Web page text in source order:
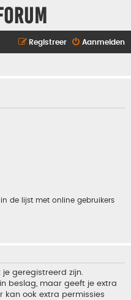
Aanmelden
Registreer
de lijst met online gebruikers
geregistreerd zijn.
beslag, maar geeft je extra
kan ook extra permissies